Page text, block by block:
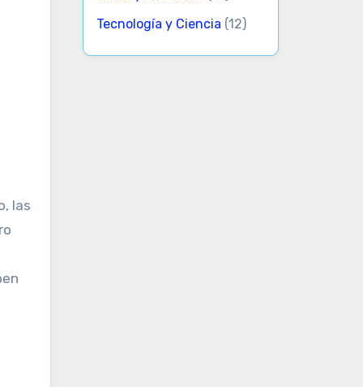
las
Tecnología y Ciencia (12)